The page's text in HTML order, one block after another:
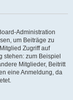
Administration
um Beiträge zu
Zugriff auf
stehen: zum Beispiel
Mitglieder, Beitritt
eine Anmeldung, da